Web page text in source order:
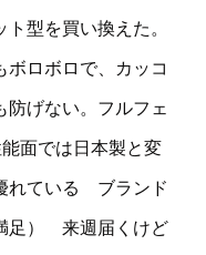
型を買い換えた。
ボロボロで、カッコ
防げない。フルフェ
面では日本製と変
れている ブランド
足） 来週届くけど